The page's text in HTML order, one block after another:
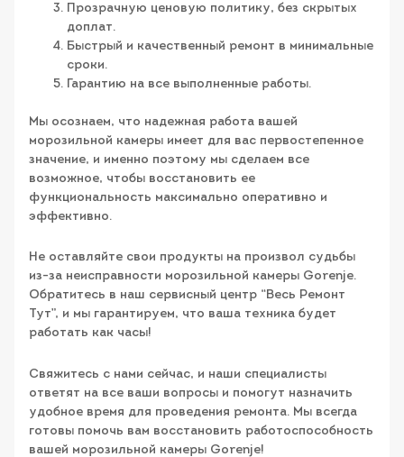
Прозрачную ценовую политику, без скрытых
доплат.
Быстрый и качественный ремонт в минимальные
сроки.
Гарантию на все выполненные работы.
Мы осознаем, что надежная работа вашей
морозильной камеры имеет для вас первостепенное
значение, и именно поэтому мы сделаем все
возможное, чтобы восстановить ее
функциональность максимально оперативно и
эффективно.
Не оставляйте свои продукты на произвол судьбы
из-за неисправности морозильной камеры Gorenje.
Обратитесь в наш сервисный центр “Весь Ремонт
Тут”, и мы гарантируем, что ваша техника будет
работать как часы!
Свяжитесь с нами сейчас, и наши специалисты
ответят на все ваши вопросы и помогут назначить
удобное время для проведения ремонта. Мы всегда
готовы помочь вам восстановить работоспособность
вашей морозильной камеры Gorenje!